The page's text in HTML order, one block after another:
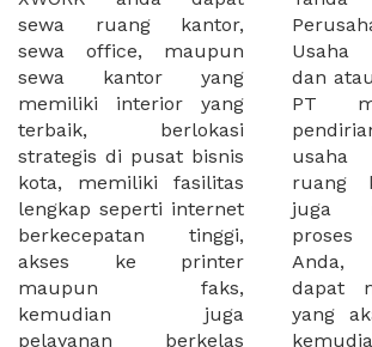
sewa ruang kantor,
sewa office, maupun
sewa kantor yang
memiliki interior yang
terbaik, berlokasi
strategis di pusat bisnis
kota, memiliki fasilitas
lengkap seperti internet
berkecepatan tinggi,
akses ke printer
maupun faks,
kemudian juga
pelayanan berkelas
Perusahaan, Surat Izin
Usaha Perdagangan,
dan atau akte pendirian
PT maupun akte
pendirian CV untuk
usaha Anda. Sewa
ruang kantor XWORK
juga mempermudah
proses sewa kantor
Anda, karena anda
dapat memilih kantor
yang akan anda sewa,
kemudian Anda dapat